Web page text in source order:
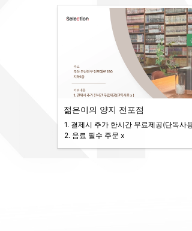
젊은이의 양지 전포점
1. 결제시 추가 한시간 무료제공(단독사
2. 음료 필수 주문 x